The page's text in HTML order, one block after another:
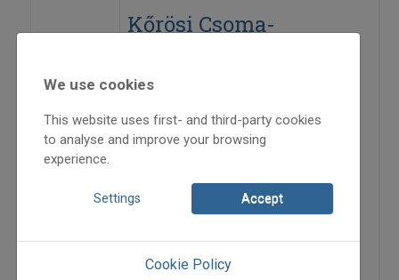
Kőrösi Csoma-
ban
New Brunswick-i beszélgetés Balogh
2024
Antal-Ferencz Ildikó
We use cookies
This website uses first- and third-party cookies
to analyse and improve your browsing
experience.
Settings Accept
Cookie Policy